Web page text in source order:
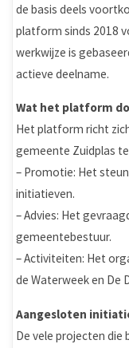
de basis deels
platform sinds 2018
werkwijze is
actieve deelname.
Wat het platform
Het platform richt
gemeente Zuidplas
– Promotie: Het
initiatieven.
– Advies: Het
gemeentebestuur.
– Activiteiten: Het
de Waterweek en De
Aangesloten
De vele projecten